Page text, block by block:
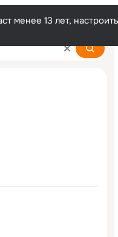
менее 13 лет,